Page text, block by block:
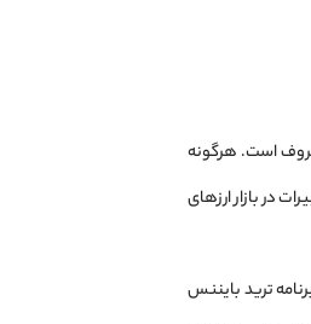
است. هرگونه
در بازار ارزهای
ترید بایننس